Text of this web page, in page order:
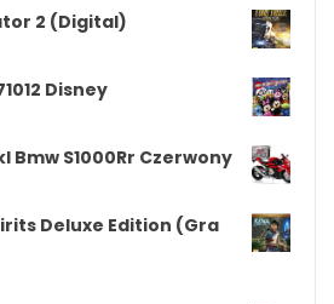
2 (Digital)
Disney
Bmw S1000Rr Czerwony
Deluxe Edition (Gra